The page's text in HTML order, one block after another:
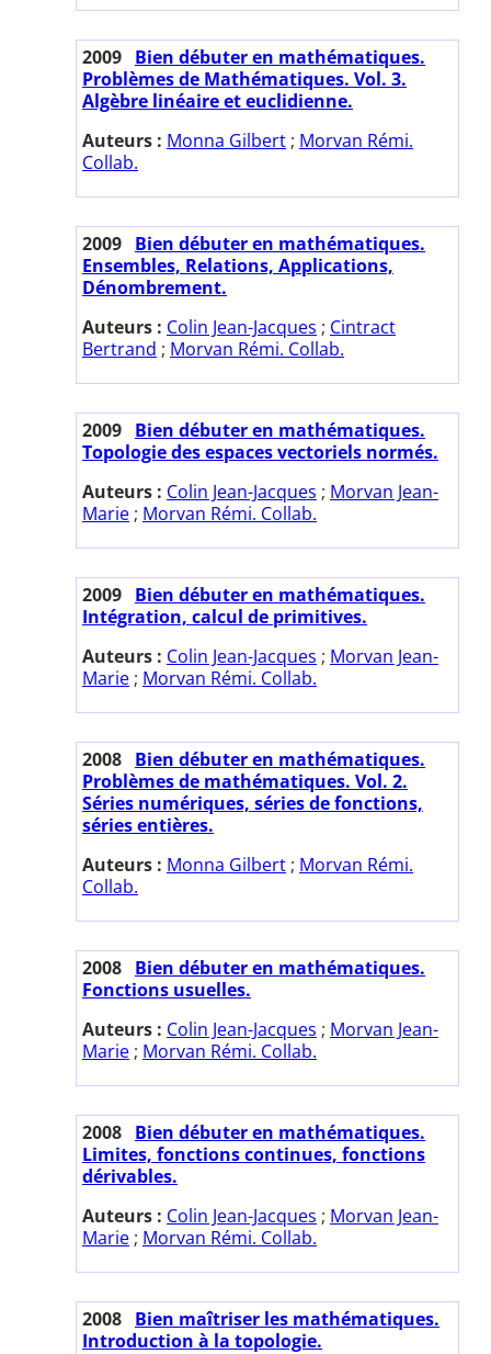
2009 Bien débuter en mathématiques.
Problèmes de Mathématiques. Vol. 3.
Algèbre linéaire et euclidienne.
Auteurs : Monna Gilbert ; Morvan Rémi.
Collab.
2009 Bien débuter en mathématiques.
Ensembles, Relations, Applications,
Dénombrement.
Auteurs : Colin Jean-Jacques ; Cintract
Bertrand ; Morvan Rémi. Collab.
2009 Bien débuter en mathématiques.
Topologie des espaces vectoriels normés.
Auteurs : Colin Jean-Jacques ; Morvan Jean-
Marie ; Morvan Rémi. Collab.
2009 Bien débuter en mathématiques.
Intégration, calcul de primitives.
Auteurs : Colin Jean-Jacques ; Morvan Jean-
Marie ; Morvan Rémi. Collab.
2008 Bien débuter en mathématiques.
Problèmes de mathématiques. Vol. 2.
Séries numériques, séries de fonctions,
séries entières.
Auteurs : Monna Gilbert ; Morvan Rémi.
Collab.
2008 Bien débuter en mathématiques.
Fonctions usuelles.
Auteurs : Colin Jean-Jacques ; Morvan Jean-
Marie ; Morvan Rémi. Collab.
2008 Bien débuter en mathématiques.
Limites, fonctions continues, fonctions
dérivables.
Auteurs : Colin Jean-Jacques ; Morvan Jean-
Marie ; Morvan Rémi. Collab.
2008 Bien maîtriser les mathématiques.
Introduction à la topologie.